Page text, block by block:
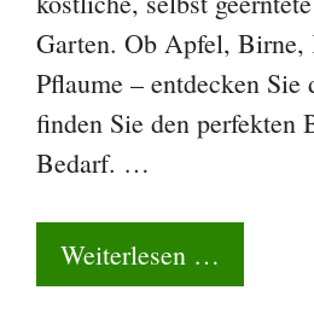
Garten. Ob Apfel, Birne,
Pflaume – entdecken
finden Sie den perfekten
Bedarf. …
Weiterlesen …